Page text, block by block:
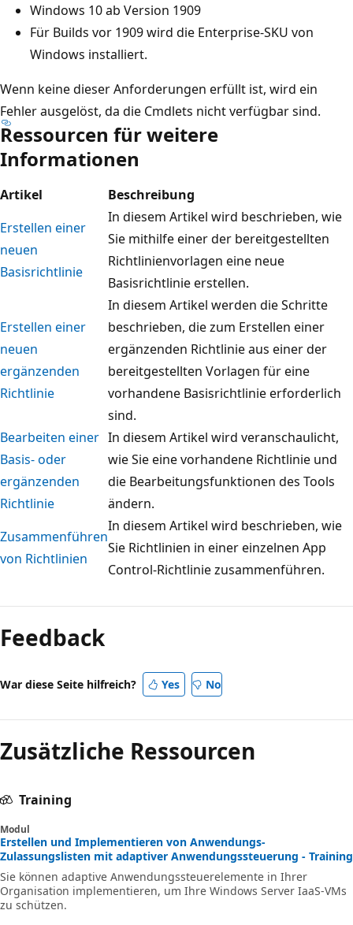
Windows 10 ab Version 1909
Für Builds vor 1909 wird die Enterprise-SKU von
Windows installiert.
Wenn keine dieser Anforderungen erfüllt ist, wird ein
Fehler ausgelöst, da die Cmdlets nicht verfügbar sind.
Ressourcen für weitere
Informationen
Artikel
Beschreibung
Erstellen einer
neuen
Basisrichtlinie
In diesem Artikel wird beschrieben, wie
Sie mithilfe einer der bereitgestellten
Richtlinienvorlagen eine neue
Basisrichtlinie erstellen.
Erstellen einer
neuen
ergänzenden
Richtlinie
In diesem Artikel werden die Schritte
beschrieben, die zum Erstellen einer
ergänzenden Richtlinie aus einer der
bereitgestellten Vorlagen für eine
vorhandene Basisrichtlinie erforderlich
sind.
Bearbeiten einer
Basis- oder
ergänzenden
Richtlinie
In diesem Artikel wird veranschaulicht,
wie Sie eine vorhandene Richtlinie und
die Bearbeitungsfunktionen des Tools
ändern.
Zusammenführen
von Richtlinien
In diesem Artikel wird beschrieben, wie
Sie Richtlinien in einer einzelnen App
Control-Richtlinie zusammenführen.
deaktiviert
Feedback
War diese Seite hilfreich? Yes No
Zusätzliche Ressourcen
Training
Modul
Erstellen und Implementieren von Anwendungs-
Zulassungslisten mit adaptiver Anwendungssteuerung - Training
Sie können adaptive Anwendungssteuerelemente in Ihrer
Organisation implementieren, um Ihre Windows Server IaaS-VMs
zu schützen.